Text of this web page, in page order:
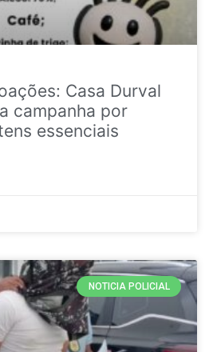
Casa Durval
campanha por
essenciais
NOTICIA POLICIAL